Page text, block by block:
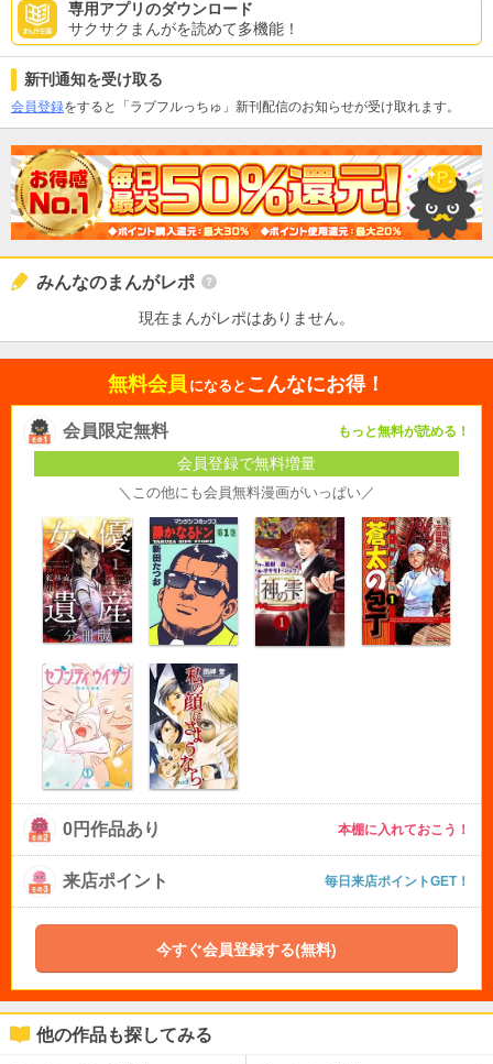
専用アプリのダウンロード
サクサクまんがを読めて多機能！
新刊通知を受け取る
会員登録をすると「ラブフルっちゅ」新刊配信のお知らせが受け取れます。
みんなのまんがレポ
現在まんがレポはありません。
無料会員 になると こんなにお得！
会員限定無料 もっと無料が読める！
会員登録で無料増量
＼この他にも会員無料漫画がいっぱい／
0円作品あり 本棚に入れておこう！
来店ポイント 毎日来店ポイントGET！
今すぐ会員登録する(無料)
他の作品も探してみる